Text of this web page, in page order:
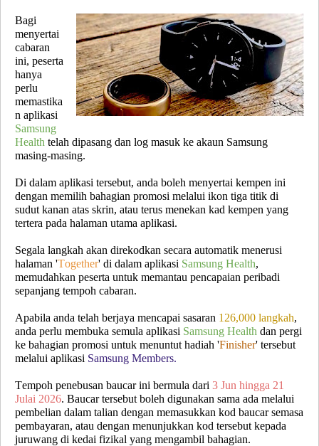
Bagi
menyertai
cabaran
ini, peserta
hanya
perlu
memastika
n aplikasi
Samsung
Health telah dipasang dan log masuk ke akaun Samsung
masing-masing.
Di dalam aplikasi tersebut, anda boleh menyertai kempen ini
dengan memilih bahagian promosi melalui ikon tiga titik di
sudut kanan atas skrin, atau terus menekan kad kempen yang
tertera pada halaman utama aplikasi.
Segala langkah akan direkodkan secara automatik menerusi
halaman 'Together' di dalam aplikasi Samsung Health,
memudahkan peserta untuk memantau pencapaian peribadi
sepanjang tempoh cabaran.
Apabila anda telah berjaya mencapai sasaran 126,000 langkah,
anda perlu membuka semula aplikasi Samsung Health dan pergi
ke bahagian promosi untuk menuntut hadiah 'Finisher' tersebut
melalui aplikasi Samsung Members.
Tempoh penebusan baucar ini bermula dari 3 Jun hingga 21
Julai 2026. Baucar tersebut boleh digunakan sama ada melalui
pembelian dalam talian dengan memasukkan kod baucar semasa
pembayaran, atau dengan menunjukkan kod tersebut kepada
juruwang di kedai fizikal yang mengambil bahagian.